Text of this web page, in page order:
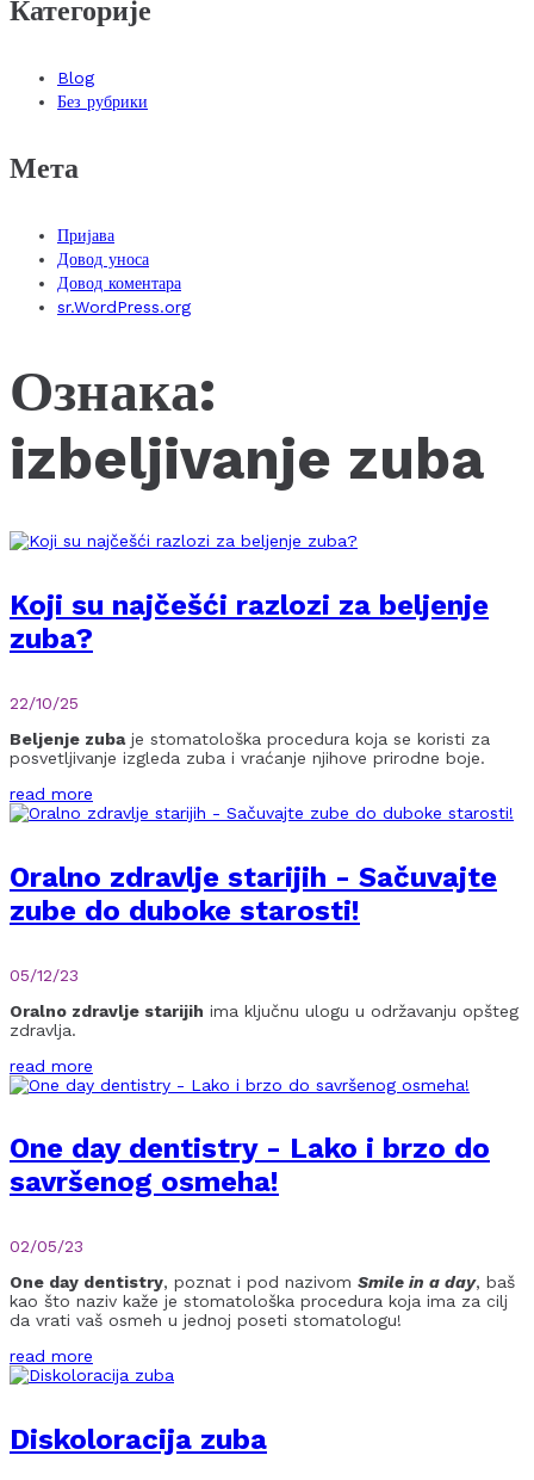
Категорије
Blog
Без рубрики
Мета
Пријава
Довод уноса
Довод коментара
sr.WordPress.org
Ознака:
izbeljivanje zuba
Koji su najčešći razlozi za beljenje
zuba?
22/10/25
Beljenje zubaje stomatološka procedura koja se koristi za
posvetljivanje izgleda zuba i vraćanje njihove prirodne boje.
read more
Oralno zdravlje starijih - Sačuvajte
zube do duboke starosti!
05/12/23
Oralno zdravlje starijih ima ključnu ulogu u održavanju opšteg
zdravlja.
read more
One day dentistry - Lako i brzo do
savršenog osmeha!
02/05/23
One day dentistry, poznat i pod nazivom Smile in a day, baš
kao što naziv kaže je stomatološka procedura koja ima za cilj
da vrati vaš osmeh u jednoj poseti stomatologu!
read more
Diskoloracija zuba